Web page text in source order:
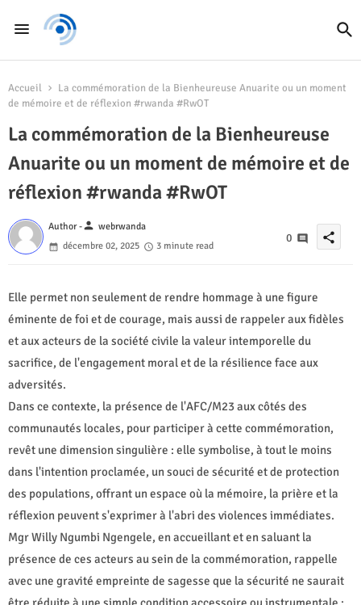
Accueil
La commémoration de la Bienheureuse Anuarite ou un moment
de mémoire et de réflexion #rwanda #RwOT
La commémoration de la Bienheureuse
Anuarite ou un moment de mémoire et de
réflexion #rwanda #RwOT
Author -person webrwanda
décembre 02, 2025
3 minute read
0 share
Elle permet non seulement de rendre hommage à une figure
éminente de foi et de courage, mais aussi de rappeler aux fidèles
et aux acteurs de la société civile la valeur intemporelle du
sacrifice, de l'engagement moral et de la résilience face aux
adversités.
Dans ce contexte, la présence de l'AFC/M23 aux côtés des
communautés locales, pour participer à cette commémoration,
revêt une dimension singulière : elle symbolise, à tout le moins
dans l'intention proclamée, un souci de sécurité et de protection
des populations, offrant un espace où la mémoire, la prière et la
réflexion peuvent s'exprimer à l'abri des violences immédiates.
Mgr Willy Ngumbi Ngengele, en accueillant et en saluant la
présence de ces acteurs au sein de la commémoration, rappelle
avec une gravité empreinte de sagesse que la sécurité ne saurait